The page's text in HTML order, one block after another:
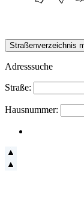
Adresssuche
Straße:
Hausnummer: